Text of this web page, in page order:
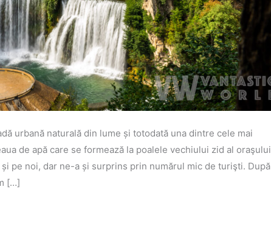
urbană naturală din lume și totodată una dintre cele mai
de apă care se formează la poalele vechiului zid al oraşului
pe noi, dar ne-a și surprins prin numărul mic de turişti. După
[…]